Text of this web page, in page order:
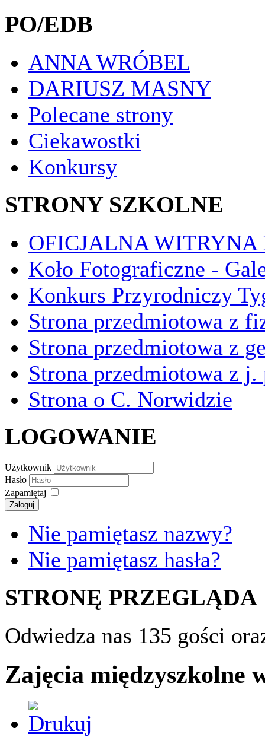
PO/EDB
ANNA WRÓBEL
DARIUSZ MASNY
Polecane strony
Ciekawostki
Konkursy
STRONY SZKOLNE
OFICJALNA
Koło Fotograficzne -
Konkurs Przyrodniczy
Strona przedmiotowa z
Strona przedmiotowa z
Strona przedmiotowa z j.
Strona o C. Norwidzie
LOGOWANIE
Użytkownik
Hasło
Zapamiętaj
Zaloguj
Nie pamiętasz nazwy?
Nie pamiętasz hasła?
STRONĘ PRZEGLĄDA
Odwiedza nas 135 gości
Zajęcia międzyszkolne